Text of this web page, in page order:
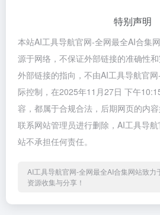
特别声明
本站AI工具导航官网-全网最全AI合集
源于网络，不保证外部链接的准确性
外部链接的指向，不由AI工具导航官
际控制，在2025年11月27日 下午
容，都属于合规合法，后期网页的内
联系网站管理员进行删除，AI工具导
站不承担任何责任。
AI工具导航官网-全网最全AI合集网站致力
资源收集与分享！